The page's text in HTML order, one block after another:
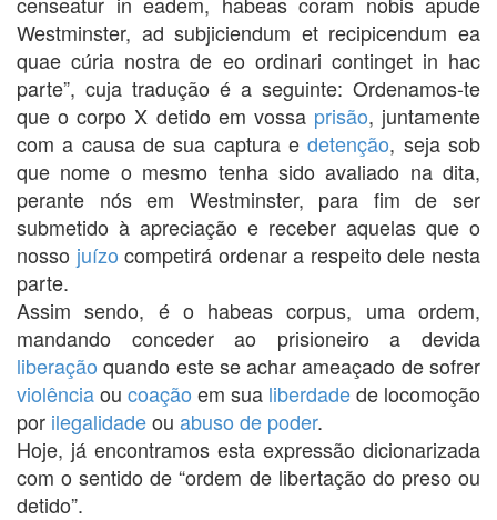
Westminster, ad subjiciendum et recipicendum ea
quae cúria nostra de eo ordinari continget in hac
parte”, cuja tradução é a seguinte: Ordenamos-te
que o corpo X detido em vossa prisão, juntamente
com a causa de sua captura edetenção, seja sob
que nome o mesmo tenha sido avaliado na dita,
perante nós em Westminster, para fim de ser
submetido à apreciação e receber aquelas que o
nosso juízo competirá ordenar a respeito dele nesta
parte.
Assim sendo, é o habeas corpus, uma ordem,
mandando conceder ao prisioneiro a devida
liberação quando este se achar ameaçado de sofrer
violênciaou coação em sua liberdadede locomoção
por ilegalidadeou abuso de poder.
Hoje, já encontramos esta expressão dicionarizada
com o sentido de “ordem de libertação do preso ou
detido”.